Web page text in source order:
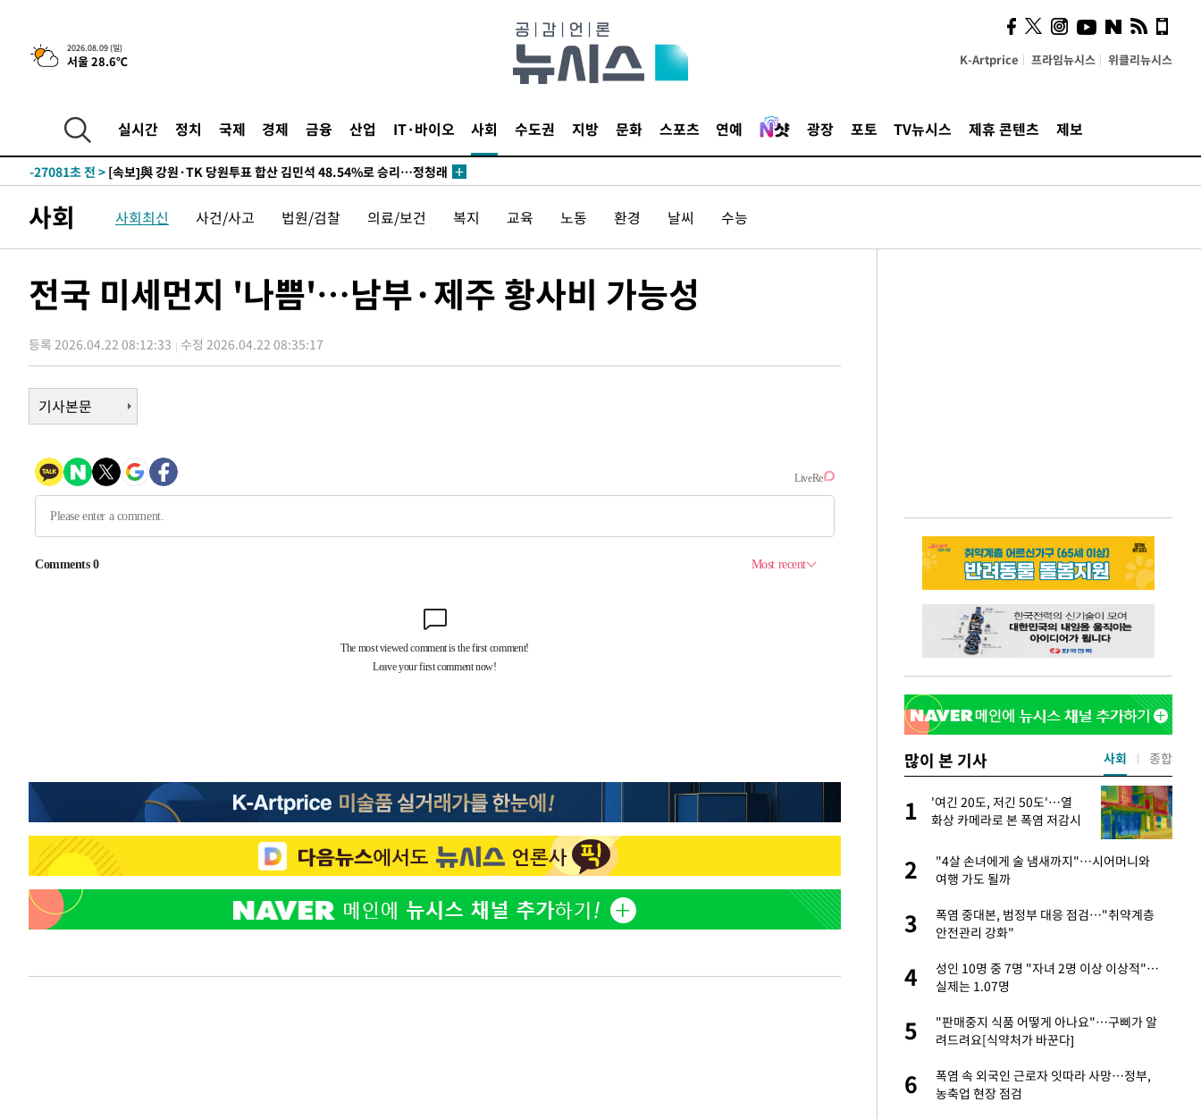
2026.08.09 (일)
서울 28.6℃ K-Artprice 프라임뉴시스 위클리뉴시스
실시간 정치 국제 경제 금융 산업 IT·바이오 사회 수도권 지방 문화 스포츠 연예 광장 포토 TV뉴시스 제휴 콘텐츠 제보
4시간 전 >[속보]美중부 사령관, 이스라엘 긴급방문 다중화된 전선 상황 논의
-32109초 전 >이강인 ATM 입단식에 '상암벌 들썩'…"세계적인 선수 되길"
-28451초 전 >
AT마드리드 데뷔 앞둔 이강인, 맨시티전 선발 대신 '벤치 시작'
-27081초 전 >
44.40%
-26415초 전 > 與 강원·TK 당원투표 합산 김민석 46.01%로 승리…정청래
-26062초 전 >
[속보]與 당대표 경선, 경북 권리당원 투표 김민석 47.37%·정청래
-25964초 전 >[속보]與 당대표 경선, 대구 권리당원 투표 정청래 47.82%·김민석
득표
-23679초 전 > "일본축구협회, 대한축구협회 성 접대 의혹 심판 조사"
정상
-11686초 전 >"얼마나 더웠으면"…안동 물길공원서 헤엄친 구렁이 '소동'
-11613초 전 >손흥민, 68분 뛰고 2경기 침묵…LAFC, 톨루카에 1-0 승리(종합)
-10885초 전 >
-9637초 전 >이강인, 오늘 서울서 AT마드리드 입단식…'전례 없는 특급대우'
1시간 전 > 콜롬비아 신임 우파 대통령 취임 하루만에 차량폭탄 폭발 사건
2시간 전 >튀르키예 외무장관, "메카 3국 방위협정은 이란이 목표 아냐 " 밝혀
3시간 전 >이군이 불법 군시설 건설한 레바논 남부에서 레바논군 3명 폭발로 부상
-32109초 전 >
[속보]與 강원·TK 당원투표 합산 김민석 48.54%로 승리…정청래
與 강원·TK 당원투표 합산 김민석 46.01%로 승리…정청래
득표
-23679초 전 >
"일본축구협회, 대한축구협회 성 접대 의혹 심판 조사"
-16321초 전 >[속보]장은수, KLPGA 제주삼다수 역전 우승…데뷔 10년 차에 첫
정상
-11686초 전 >
"얼마나 더웠으면"…안동 물길공원서 헤엄친 구렁이 '소동'
-11613초 전 >손흥민, 68분 뛰고 2경기 침묵…LAFC, 톨루카에 1-0 승리(종합)
-10885초 전 >
'2경기 연속 침묵' 손흥민, 톨루카전 68분만 뛰고 슈팅 0개
-9637초 전 >
이강인, 오늘 서울서 AT마드리드 입단식…'전례 없는 특급대우'
1시간 전 >콜롬비아 신임 우파 대통령 취임 하루만에 차량폭탄 폭발 사건
사회 사회최신 사건/사고 법원/검찰 의료/보건 복지 교육 노동 환경 날씨 수능
전국 미세먼지 '나쁨'…남부·제주 황사비 가능성
등록 2026.04.22 08:12:33 수정 2026.04.22 08:35:17
기사본문
많이 본 기사
한정수 "황정민 선배만 피
해…떳떳하면 신분 공개하라"
2
치료 중"
3
LAFC 손흥민, 리그스컵 톨루카전 선발 출
격…득점포 재가동 도전
4
1
'여긴 20도, 저긴 50도'…열
화상 카메라로 본 폭염 저감시
2
"4살 손녀에게 술 냄새까지"…시어머니와
여행 가도 될까
3
폭염 중대본, 범정부 대응 점검…"취약계층
안전관리 강화"
4
성인 10명 중 7명 "자녀 2명 이상 이상적"…
실제는 1.07명
5
"판매중지 식품 어떻게 아나요"…구삐가 알
려드려요[식약처가 바꾼다]
6
폭염 속 외국인 근로자 잇따라 사망…정부,
농축업 현장 점검
사회 종합